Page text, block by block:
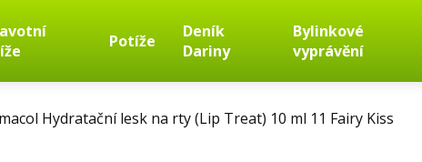
Potíže
Deník
Dariny
Bylinkové
vyprávění
Hydratační lesk na rty (Lip Treat) 10 ml 11 Fairy Kiss